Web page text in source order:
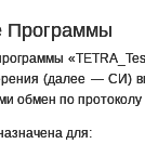
Программы
(далее — СИ)
обмен по протоколу
для: